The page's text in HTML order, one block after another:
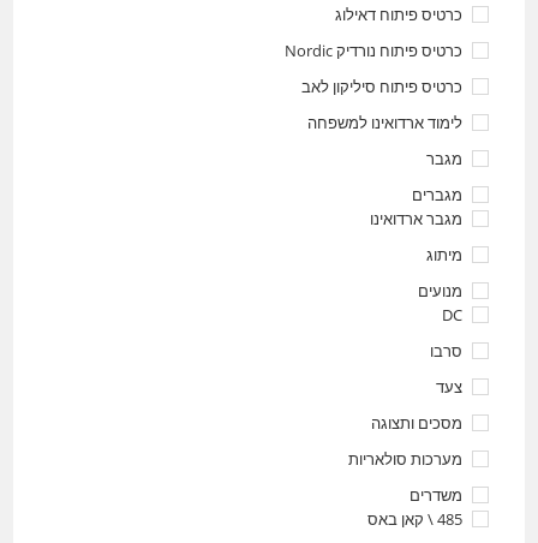
כרטיס פיתוח דאילוג
כרטיס פיתוח נורדיק Nordic
כרטיס פיתוח סיליקון לאב
לימוד ארדואינו למשפחה
מגבר
מגברים
מגבר ארדואינו
מיתוג
מנועים
DC
סרבו
צעד
מסכים ותצוגה
מערכות סולאריות
משדרים
485 \ קאן באס